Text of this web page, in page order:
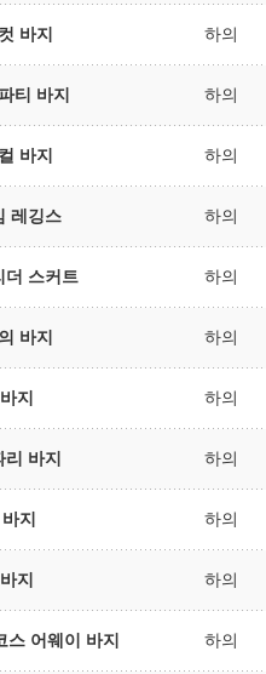
바지 하의
티 바지 하의
바지 하의
레깅스 하의
더 스커트 하의
바지 하의
지 하의
바지 하의
지 하의
지 하의
스 어웨이 바지 하의